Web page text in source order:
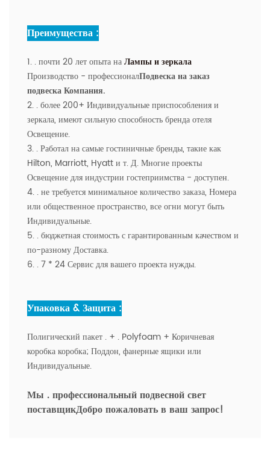
Преимущества :
1. . почти 20 лет опыта наЛампы и зеркала
Производство - профессионалПодвеска на заказ
подвеска Компания.
2. . более 200+ Индивидуальные приспособления и
зеркала, имеют сильную способность бренда отеля
Освещение.
3. . Работал на самые гостиничные бренды, такие как
Hilton, Marriott, Hyatt и т. Д. Многие проекты
Освещение для индустрии гостеприимства - доступен.
4. . не требуется минимальное количество заказа, Номера
или общественное пространство, все огни могут быть
Индивидуальные.
5. . бюджетная стоимость с гарантированным качеством и
по-разному Доставка.
6. . 7 * 24 Сервис для вашего проекта нужды.
Упаковка & Защита :
Полигический пакет . + . Polyfoam + Коричневая
коробка коробка; Поддон, фанерные ящики или
Индивидуальные.
Мы . профессиональный подвесной свет
поставщикДобро пожаловать в ваш запрос!